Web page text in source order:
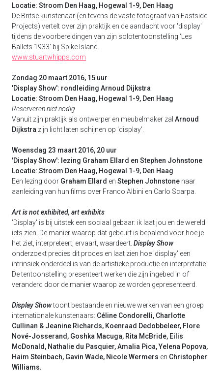
Locatie: Stroom Den Haag, Hogewal 1-9, Den Haag
De Britse kunstenaar (en tevens de vaste fotograaf van Eastside
Projects) vertelt over zijn praktijk en de aandacht voor 'display'
tijdens de voorbereidingen van zijn solotentoonstelling ‘Les
Ballets 1933' bij Spike Island.
www.stuartwhipps.com
Zondag 20 maart 2016, 15 uur
'Display Show': rondleiding Arnoud Dijkstra
Locatie: Stroom Den Haag, Hogewal 1-9, Den Haag
Reserveren niet nodig
Vanuit zijn praktijk als ontwerper en meubelmaker zal Arnoud
Dijkstra zijn licht laten schijnen op 'display'.
Woensdag 23 maart 2016, 20 uur
'Display Show': lezing Graham Ellard en Stephen Johnstone
Locatie: Stroom Den Haag, Hogewal 1-9, Den Haag
Een lezing door Graham Ellard en Stephen Johnstone naar
aanleiding van hun films over Franco Albini en Carlo Scarpa.
Art is not exhibited, art exhibits
'Display' is bij uitstek een sociaal gebaar: ik laat jou en de wereld
iets zien. De manier waarop dat gebeurt is bepalend voor hoe je
het ziet, interpreteert, ervaart, waardeert. Display Show
onderzoekt precies dit proces en laat zien hoe 'display' een
intrinsiek onderdeel is van de artistieke productie en interpretatie.
De tentoonstelling presenteert werken die zijn ingebed in of
veranderd door de manier waarop ze worden gepresenteerd.
Display Showtoont bestaande en nieuwe werken van een groep
internationale kunstenaars: Céline Condorelli, Charlotte
Cullinan & Jeanine Richards, Koenraad Dedobbeleer, Flore
Nové-Josserand, Goshka Macuga, Rita McBride, Eilis
McDonald, Nathalie du Pasquier, Amalia Pica, Yelena Popova,
Haim Steinbach, Gavin Wade, Nicole Wermers en Christopher
Williams.